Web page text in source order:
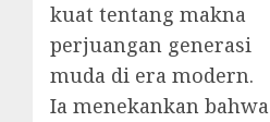
kuat tentang makna
perjuangan generasi
muda di era modern.
Ia menekankan bahwa